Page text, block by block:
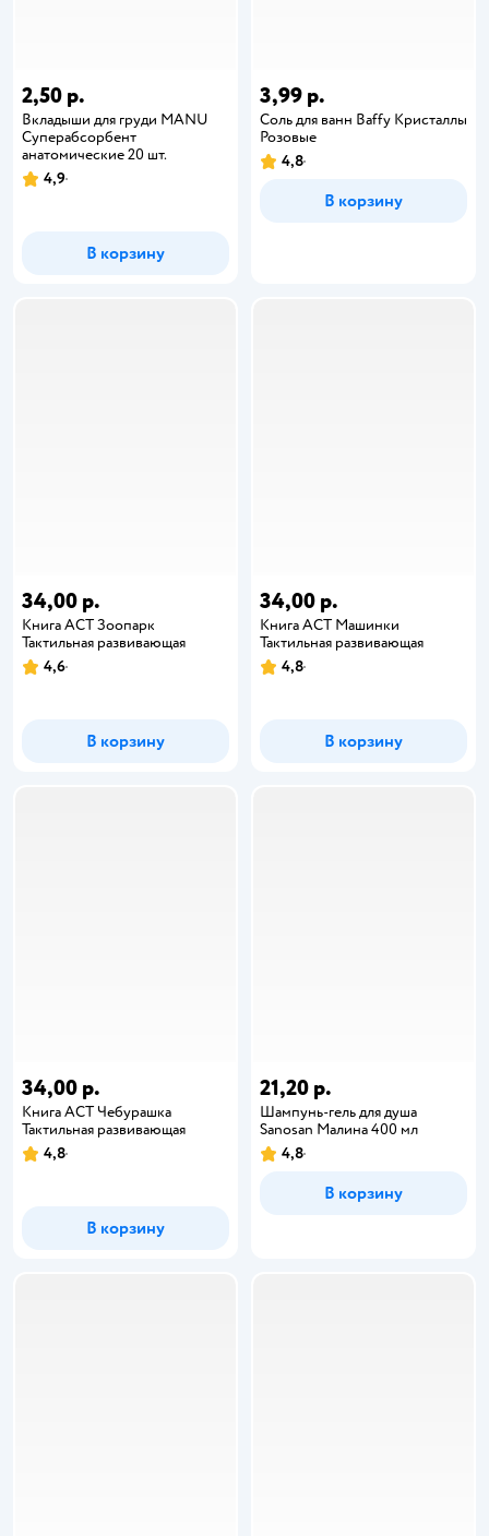
2,50 р.
Вкладыши для груди MANU
Суперабсорбент
анатомические 20 шт.
4,9
В корзину
3,99 р.
Соль для ванн Baffy Кристаллы
Розовые
4,8
В корзину
34,00 р.
Книга АСТ Зоопарк
Тактильная развивающая
4,6
В корзину
34,00 р.
Книга АСТ Машинки
Тактильная развивающая
4,8
В корзину
34,00 р.
Книга АСТ Чебурашка
Тактильная развивающая
4,8
В корзину
21,20 р.
Шампунь-гель для душа
Sanosan Малина 400 мл
4,8
В корзину